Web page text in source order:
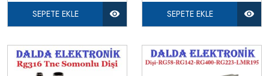
SEPETE EKLE SEPETE EKLE